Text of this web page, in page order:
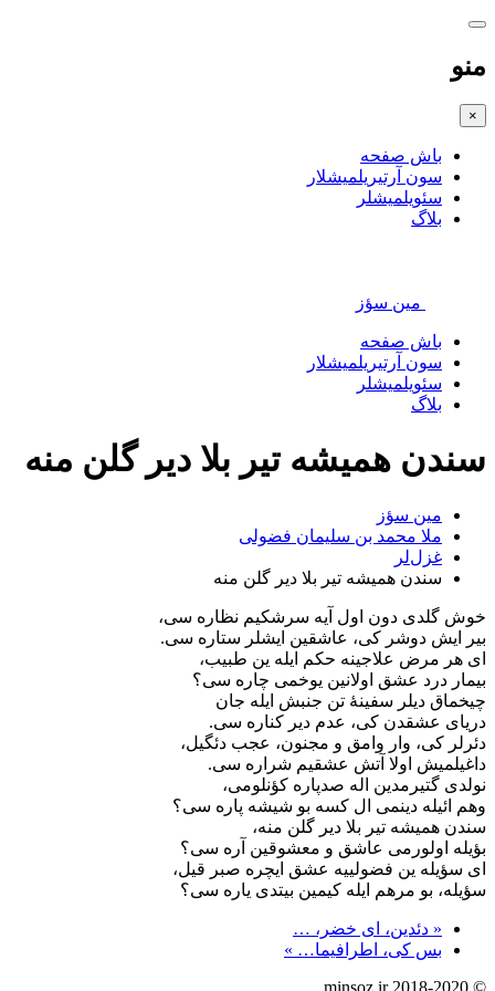
منو
×
باش صفحه
سون آرتیریلمیشلار
سئویلمیشلر
بلاگ
مین سؤز
باش صفحه
سون آرتیریلمیشلار
سئویلمیشلر
بلاگ
سندن همیشه تیر بلا دیر گلن منه
مین سؤز
ملا محمد بن سلیمان فضولی
غزل‌لر
سندن همیشه تیر بلا دیر گلن منه
خوش گلدی دون اول آیه سرشکیم نظاره سی،
بیر ایش دوشر کی، عاشقین ایشلر ستاره سی.
ای هر مرض علاجینه حکم ایله ین طبیب،
بیمار درد عشق اولانین یوخمی چاره سی؟
چیخماق دیلر سفینۀ تن جنبش ایله جان
دریای عشقدن کی، عدم دیر کناره سی.
دئرلر کی، وار وامق و مجنون، عجب دئگیل،
داغیلمیش اولا آتش عشقیم شراره سی.
نولدی گتیرمدین اله صدپاره کؤنلومی،
وهم ائیله دینمی ال کسه بو شیشه پاره سی؟
سندن همیشه تیر بلا دیر گلن منه،
بؤیله اولورمی عاشق و معشوقین آره سی؟
ای سؤیله ین فضولییه عشق ایچره صبر قیل،
سؤیله، بو مرهم ایله کیمین بیتدی یاره سی؟
« دئدین، ای خضر، …
بس کی، اطرافیما… »
© minsoz.ir 2018-2020